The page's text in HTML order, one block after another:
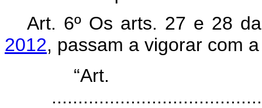
Art. 6º Os arts. 27 e 28
2012, passam a vigorar com